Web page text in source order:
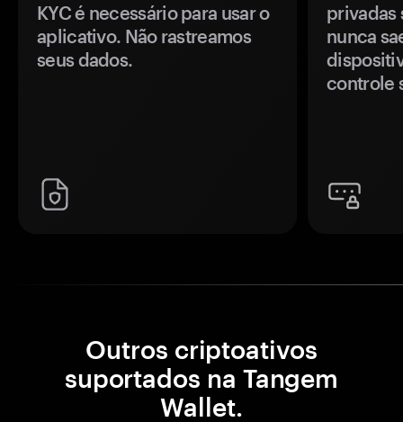
KYC é necessário para usar o
aplicativo. Não rastreamos
seus dados.
privadas
nunca
controle
Outros criptoativos
suportados na Tangem
Wallet.